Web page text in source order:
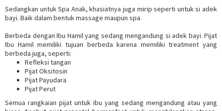
Sedangkan untuk Spa Anak, khasiatnya juga mirip seperti untuk si adek
bayi. Baik dalam bentuk massage maupun spa.
Berbeda dengan Ibu Hamil yang sedang mengandung si adek bayi. Pijat
Ibu Hamil memiliki tujuan berbeda karena memiliki treatment yang
berbeda juga, seperti:
Refleksi tangan
Pijat Oksitosin
Pijat Payudara
Pijat Perut
Semua rangkaian pijat untuk ibu yang sedang mengandung atau yang